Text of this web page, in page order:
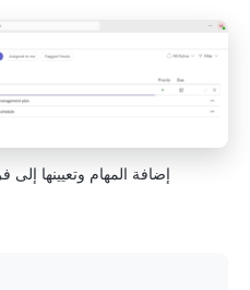
إضافة المهام وتعيينها إلى